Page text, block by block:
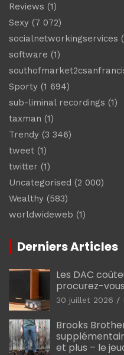
Reviews (1)
Sexy (7 072)
socialnetworkingservices
software (1)
Sporty (1 694)
sub-liminal recordings (1)
taxman (1)
Trendy (3 346)
tweet (1)
twitter (1)
Uncategorised (2 000)
Wealthy (583)
worldwideweb (1)
Derniers Articles
Les DAC
procurez-
30 juillet 2026
Brooks
et plus – le